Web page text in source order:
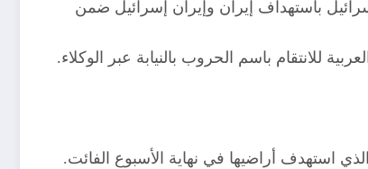
باستهداف إيران وإيران إسرائيل ضمن
للانتقام باسم الحروب بالنيابة عبر الوكلاء.
استهدف أراضيها في نهاية الأسبوع الفائت.